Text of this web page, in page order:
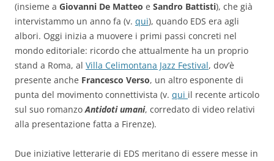
(insieme a Giovanni De Matteo e Sandro Battisti), che già
intervistammo un anno fa (v. qui), quando EDS era agli
albori. Oggi inizia a muovere i primi passi concreti nel
mondo editoriale: ricordo che attualmente ha un proprio
stand a Roma, al Villa Celimontana Jazz Festival, dov’è
presente anche Francesco Verso, un altro esponente di
punta del movimento connettivista (v. qui il recente articolo
sul suo romanzoAntidoti umani, corredato di video relativi
alla presentazione fatta a Firenze).
Due iniziative letterarie di EDS meritano di essere messe in